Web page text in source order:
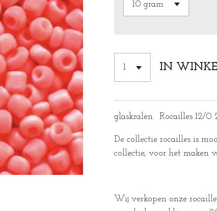
IN
glaskralen. Rocailles 12/0
De collectie rocailles is
collectie, voor het maken
Wij verkopen onze